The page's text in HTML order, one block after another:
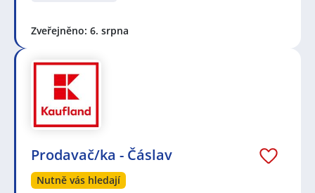
Zveřejněno: 6. srpna
Prodavač/ka - Čáslav
Nutně vás hledají